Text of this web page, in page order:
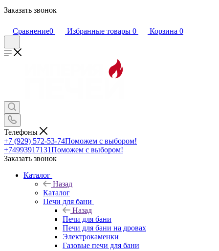
Заказать звонок
Сравнение0 Избранные товары 0 Корзина 0
Телефоны
+7 (929) 572-53-74Поможем с выбором!
+74993917131Поможем с выбором!
Заказать звонок
Каталог
Назад
Каталог
Печи для бани
Назад
Печи для бани
Печи для бани на дровах
Электрокаменки
Газовые печи для бани